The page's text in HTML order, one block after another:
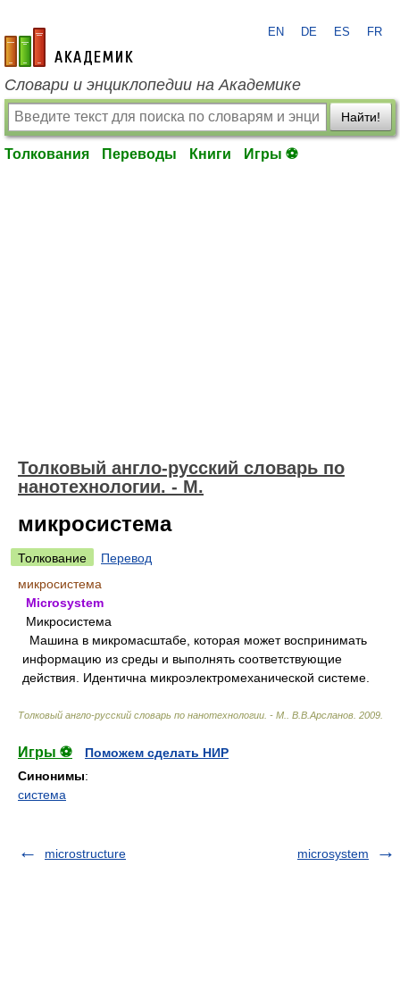
academic.ru
EN DE ES FR
Словари и энциклопедии на Академике
Найти!
Толкования Переводы Книги Игры ⚽
Толковый англо-русский словарь по
нанотехнологии. - М.
микросистема
Толкование
Перевод
микросистема
Microsystem
Микросистема
Машина в микромасштабе, которая может воспринимать
информацию из среды и выполнять соответствующие
действия. Идентична микроэлектромеханической системе.
Толковый англо-русский словарь по нанотехнологии. - М. В.В.Арсланов 2009
Игры ⚽
Поможем сделать НИР
Синонимы:
система
microstructure microsystem